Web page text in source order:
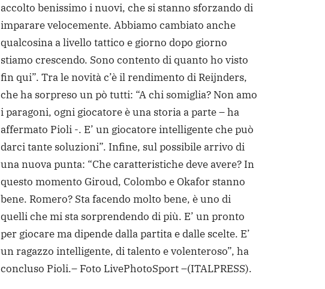
accolto benissimo i nuovi, che si stanno sforzando di
imparare velocemente. Abbiamo cambiato anche
qualcosina a livello tattico e giorno dopo giorno
stiamo crescendo. Sono contento di quanto ho visto
fin qui”. Tra le novità c’è il rendimento di Reijnders,
che ha sorpreso un pò tutti: “A chi somiglia? Non amo
i paragoni, ogni giocatore è una storia a parte – ha
affermato Pioli -. E’ un giocatore intelligente che può
darci tante soluzioni”. Infine, sul possibile arrivo di
una nuova punta: “Che caratteristiche deve avere? In
questo momento Giroud, Colombo e Okafor stanno
bene. Romero? Sta facendo molto bene, è uno di
quelli che mi sta sorprendendo di più. E’ un pronto
per giocare ma dipende dalla partita e dalle scelte. E’
un ragazzo intelligente, di talento e volenteroso”, ha
concluso Pioli.– Foto LivePhotoSport –(ITALPRESS).